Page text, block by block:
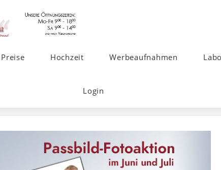
Preise Hochzeit Werbeaufnahmen
Login